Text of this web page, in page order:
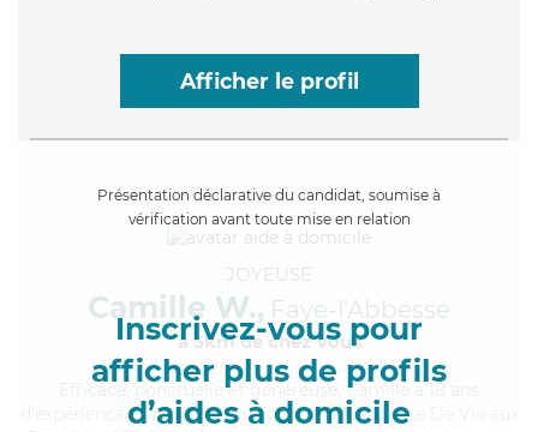
Afficher le profil
Présentation déclarative du candidat, soumise à
vérification avant toute mise en relation
Inscrivez-vous pour
afficher plus de profils
d’aides à domicile
JOYEUSE
Camille W., Faye-l'Abbesse
à 5km de chez Vous
, ponctuelle et généreuse, Camille a 18 ans
d'expérience et possède un diplôme d'Assistante De Vie aux